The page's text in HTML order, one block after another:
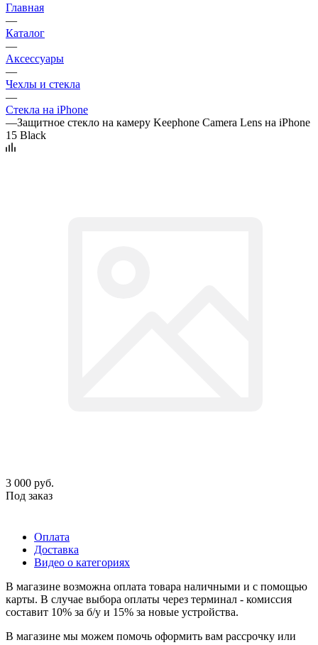
Главная
—
Каталог
—
Аксессуары
—
Чехлы и стекла
—
Стекла на iPhone
—Защитное стекло на камеру Keephone Camera Lens на iPhone
15 Black
3 000 руб.
Под заказ
Оплата
Доставка
Видео о категориях
В магазине возможна оплата товара наличными и с помощью
карты. В случае выбора оплаты через терминал - комиссия
составит 10% за б/у и 15% за новые устройства.
В магазине мы можем помочь оформить вам рассрочку или